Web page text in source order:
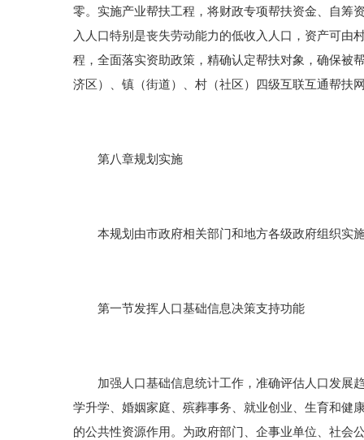
零。实施产业帮扶工程，将财政专项帮扶资金、自筹
入人口特别是丧失劳动能力的低收入人口，资产可由
程，全面落实资助政策，精确认定帮扶对象，确保被
济区）、镇（街道）、村（社区）四级互联互通帮扶
第八章规划实施
本规划由市政府相关部门和地方各级政府组织实
第一节发挥人口基础信息决策支持功能
加强人口基础信息统计工作，准确评估人口发展趋
学升学、婚姻家庭、殡葬事务、就业创业、生育和健
的公共性资源作用。为政府部门、企事业单位、社会